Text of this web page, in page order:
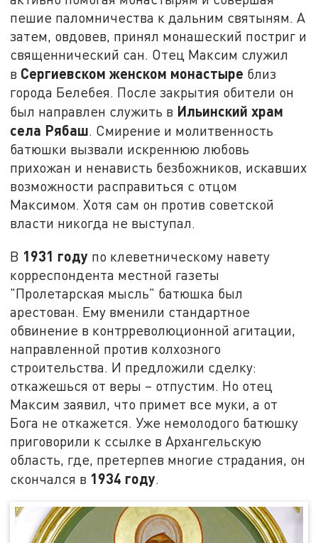
пешие паломничества к дальним святыням. А
затем, овдовев, принял монашеский постриг и
священнический сан. Отец Максим служил
в Сергиевском женском монастыре близ
города Белебея. После закрытия обители он
был направлен служить в Ильинский храм
села Рябаш. Смирение и молитвенность
батюшки вызвали искреннюю любовь
прихожан и ненависть безбожников, искавших
возможности расправиться с отцом
Максимом. Хотя сам он против советской
власти никогда не выступал.
В 1931 году по клеветническому навету
корреспондента местной газеты
"Пролетарская мысль" батюшка был
арестован. Ему вменили стандартное
обвинение в контрреволюционной агитации,
направленной против колхозного
строительства. И предложили сделку:
откажешься от веры – отпустим. Но отец
Максим заявил, что примет все муки, а от
Бога не откажется. Уже немолодого батюшку
приговорили к ссылке в Архангельскую
область, где, претерпев многие страдания, он
скончался в 1934 году.